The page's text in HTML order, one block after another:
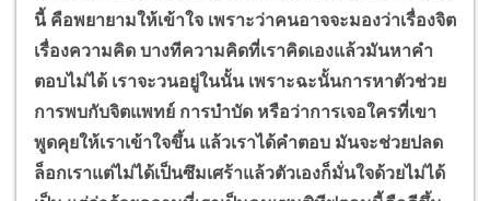
นี้ คือพยายามให้เข้าใจ เพราะว่าคนอาจจะมองว่าเรื่องจิต
เรื่องความคิด บางทีความคิดที่เราคิดเองแล้วมันหาคำ
ตอบไม่ได้ เราจะวนอยู่ในนั้น เพราะฉะนั้นการหาตัวช่วย
การพบกับจิตแพทย์ การบำบัด หรือว่าการเจอใครที่เขา
พูดคุยให้เราเข้าใจขึ้น แล้วเราได้คำตอบ มันจะช่วยปลด
ล็อกเราแต่ไม่ได้เป็นซึมเศร้าแล้วตัวเองก็มั่นใจด้วยไม่ได้